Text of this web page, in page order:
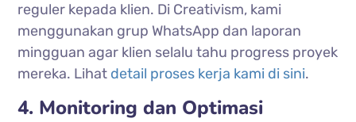
reguler kepada klien. Di Creativism, kami
menggunakan grup WhatsApp dan laporan
mingguan agar klien selalu tahu progress proyek
mereka. Lihat detail proses kerja kami di sini.
4. Monitoring dan Optimasi